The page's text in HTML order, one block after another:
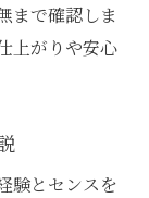
まで確認しま
上がりや安心
験とセンスを